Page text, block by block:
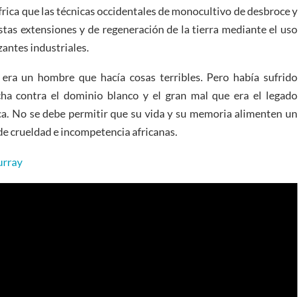
que las técnicas occidentales de monocultivo de desbroce y
extensiones y de regeneración de la tierra mediante el uso
industriales.
un hombre que hacía cosas terribles. Pero había sufrido
contra el dominio blanco y el gran mal que era el legado
No se debe permitir que su vida y su memoria alimenten un
crueldad e incompetencia africanas.